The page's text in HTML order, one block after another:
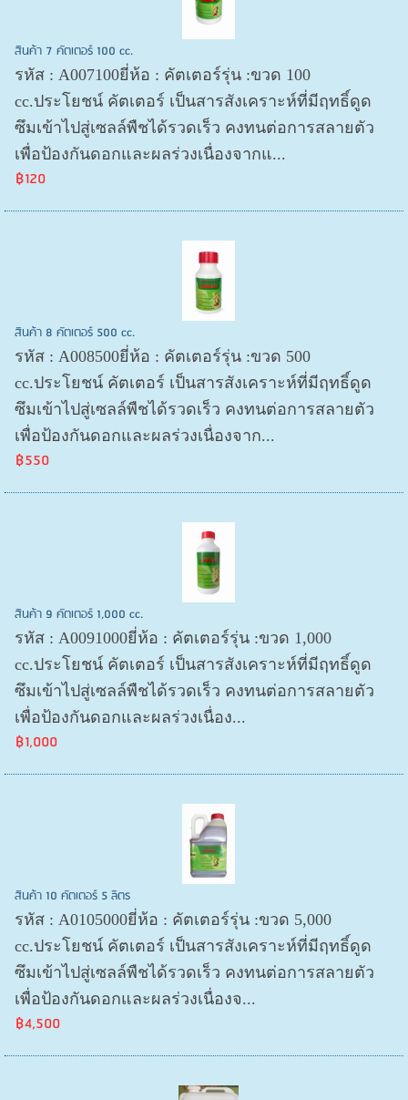
สินค้า 7 คัตเตอร์ 100 cc.
รหัส : A007100ยี่ห้อ : คัตเตอร์รุ่น :ขวด 100
cc.ประโยชน์ คัตเตอร์ เป็นสารสังเคราะห์ที่มีฤทธิ์ดูด
ซึมเข้าไปสู่เซลล์พืชได้รวดเร็ว คงทนต่อการสลายตัว
เพื่อป้องกันดอกและผลร่วงเนื่องจากแ...
฿120
สินค้า 8 คัตเตอร์ 500 cc.
รหัส : A008500ยี่ห้อ : คัตเตอร์รุ่น :ขวด 500
cc.ประโยชน์ คัตเตอร์ เป็นสารสังเคราะห์ที่มีฤทธิ์ดูด
ซึมเข้าไปสู่เซลล์พืชได้รวดเร็ว คงทนต่อการสลายตัว
เพื่อป้องกันดอกและผลร่วงเนื่องจาก...
฿550
สินค้า 9 คัตเตอร์ 1,000 cc.
รหัส : A0091000ยี่ห้อ : คัตเตอร์รุ่น :ขวด 1,000
cc.ประโยชน์ คัตเตอร์ เป็นสารสังเคราะห์ที่มีฤทธิ์ดูด
ซึมเข้าไปสู่เซลล์พืชได้รวดเร็ว คงทนต่อการสลายตัว
เพื่อป้องกันดอกและผลร่วงเนื่อง...
฿1,000
สินค้า 10 คัตเตอร์ 5 ลิตร
รหัส : A0105000ยี่ห้อ : คัตเตอร์รุ่น :ขวด 5,000
cc.ประโยชน์ คัตเตอร์ เป็นสารสังเคราะห์ที่มีฤทธิ์ดูด
ซึมเข้าไปสู่เซลล์พืชได้รวดเร็ว คงทนต่อการสลายตัว
เพื่อป้องกันดอกและผลร่วงเนื่องจ...
฿4,500